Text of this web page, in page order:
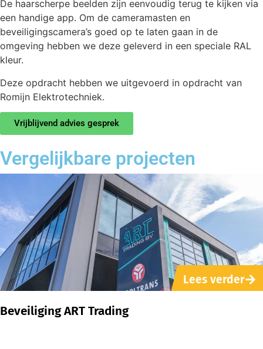
situaties zowel overdag als ’s nachts snel gedetecteerd.
De haarscherpe beelden zijn eenvoudig terug te kijken via
een handige app. Om de cameramasten en
beveiligingscamera’s goed op te laten gaan in de
omgeving hebben we deze geleverd in een speciale RAL
kleur.
Deze opdracht hebben we uitgevoerd in opdracht van
Romijn Elektrotechniek.
Vergelijkbare projecten